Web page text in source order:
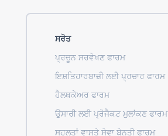
ਸਰੋਤ
ਪ੍ਰਚੂਨ ਸਰਵੇਖਣ ਫਾਰਮ
ਇਸ਼ਤਿਹਾਰਬਾਜ਼ੀ ਲਈ ਪ੍ਰਚਾਰ ਫਾਰਮ
ਹੈਲਥਕੇਅਰ ਫਾਰਮ
ਉਸਾਰੀ ਲਈ ਪ੍ਰੋਜੈਕਟ ਮੁਲਾਂਕਣ ਫਾਰਮ
ਸਹੂਲਤਾਂ ਵਾਸਤੇ ਸੇਵਾ ਬੇਨਤੀ ਫਾਰਮ